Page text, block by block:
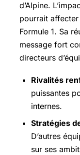
d’Alpine.
pourrait
Formule 1. Sa
message fort
directeurs
Rivalités
puissantes
internes.
Stratégies
D’autres
sur ses